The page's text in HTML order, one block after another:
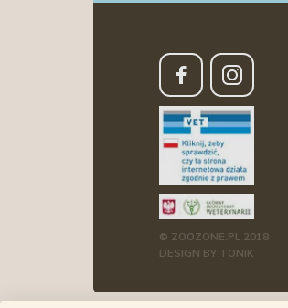
© ZOOZONE.PL 2018
DESIGN BY TONIK